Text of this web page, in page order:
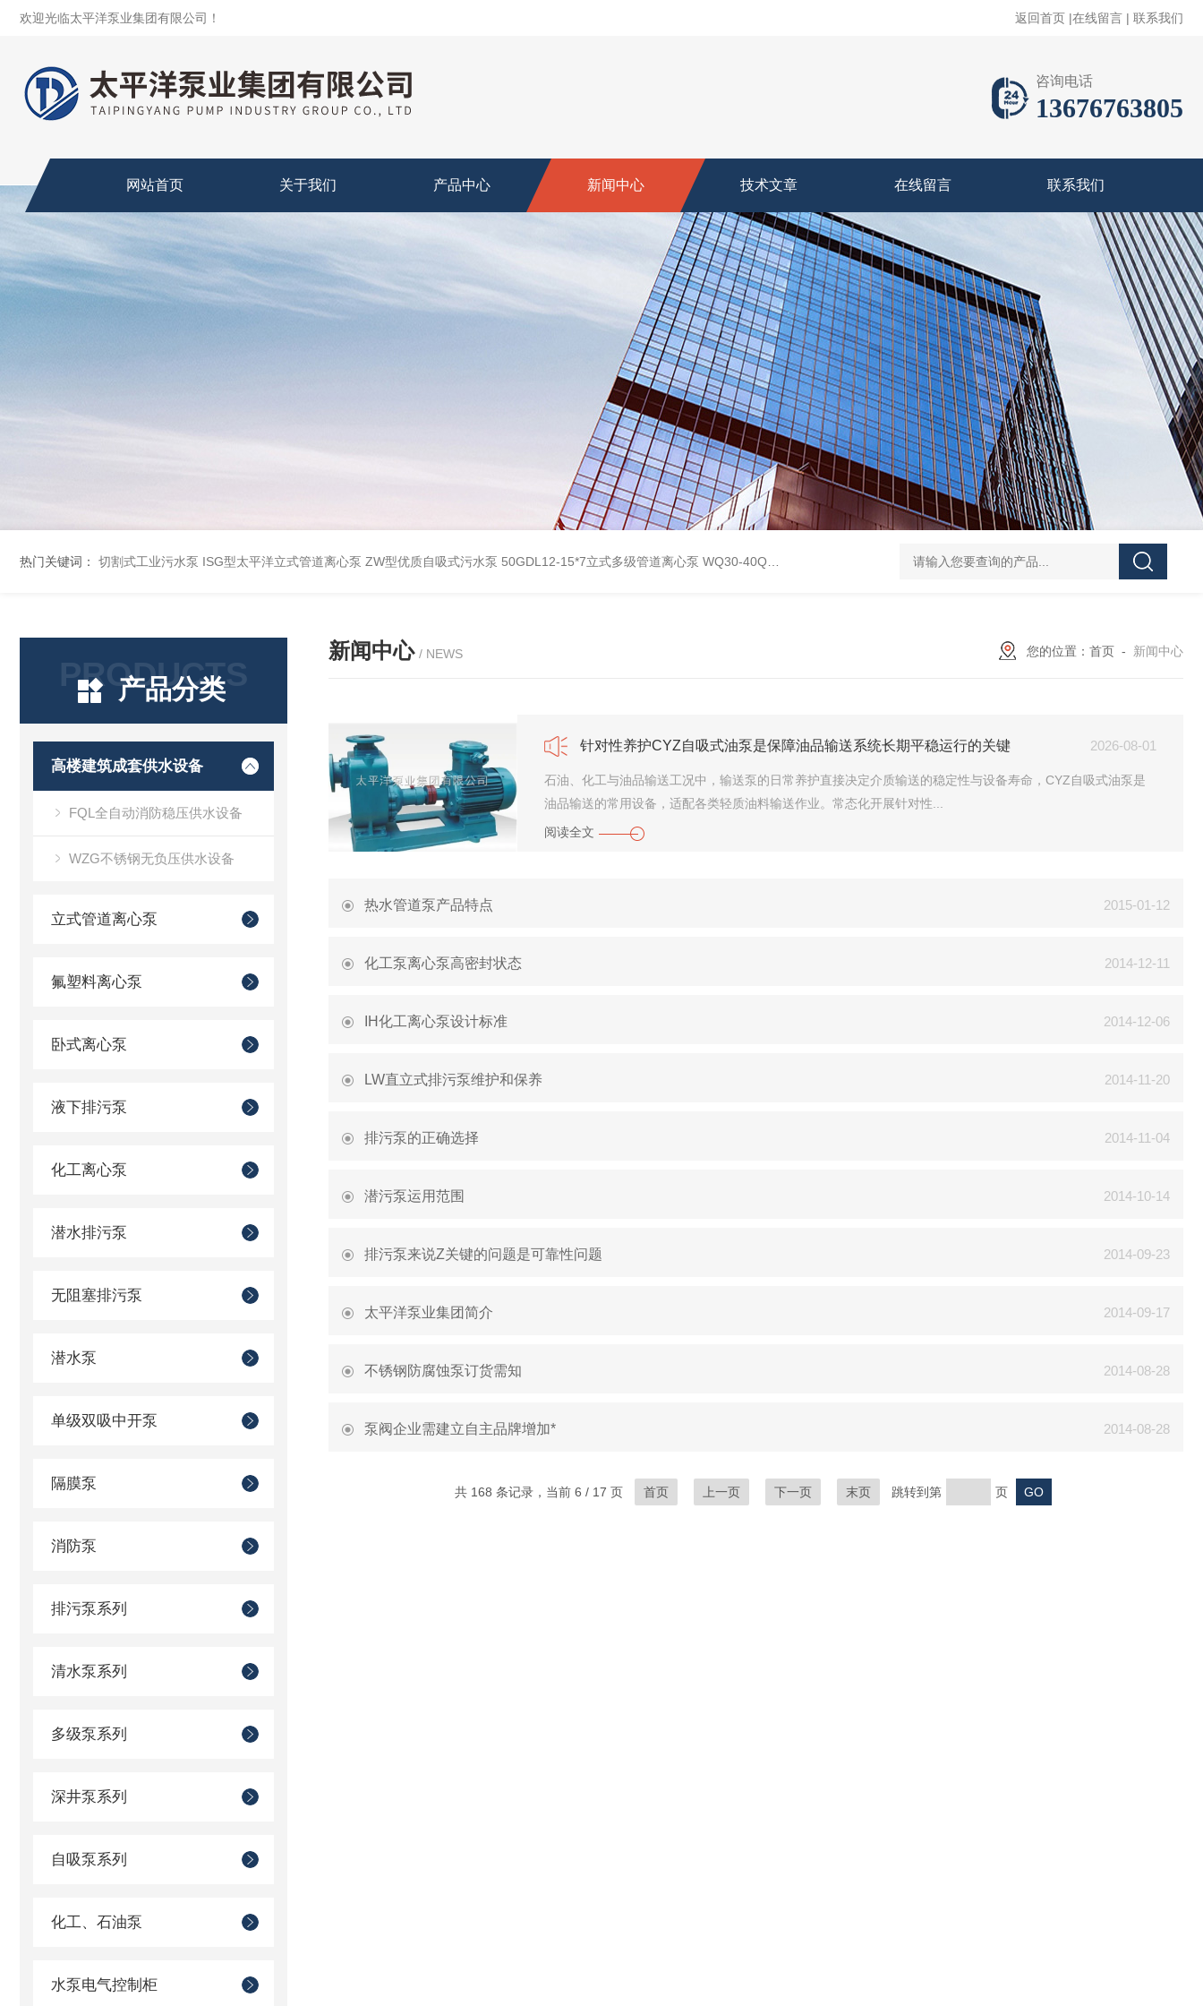
欢迎光临太平洋泵业集团有限公司！ 返回首页 |在线留言 | 联系我们
咨询电话
13676763805
网站首页 关于我们 产品中心 新闻中心 技术文章 在线留言 联系我们
热门关键词： 切割式工业污水泵 ISG型太平洋立式管道离心泵 ZW型优质自吸式污水泵 50GDL12-15*7立式多级管道离心泵 WQ30-40QG优质双绞刀切割式污水泵 CDLF不锈钢多级泵 CDLF不锈钢立式冲压泵
PRODUCTS
产品分类
高楼建筑成套供水设备
FQL全自动消防稳压供水设备
WZG不锈钢无负压供水设备
立式管道离心泵
氟塑料离心泵
卧式离心泵
液下排污泵
化工离心泵
潜水排污泵
无阻塞排污泵
潜水泵
单级双吸中开泵
隔膜泵
消防泵
排污泵系列
清水泵系列
多级泵系列
深井泵系列
自吸泵系列
化工、石油泵
水泵电气控制柜
新闻中心 / NEWS 您的位置： 首页 - 新闻中心
针对性养护CYZ自吸式油泵是保障油品输送系统长期平稳运行的关键 2026-08-01
石油、化工与油品输送工况中，输送泵的日常养护直接决定介质输送的稳定性与设备寿命，CYZ自吸式油泵是
油品输送的常用设备，适配各类轻质油料输送作业。常态化开展针对性...
阅读全文
热水管道泵产品特点 2015-01-12
化工泵离心泵高密封状态 2014-12-11
IH化工离心泵设计标准 2014-12-06
LW直立式排污泵维护和保养 2014-11-20
排污泵的正确选择 2014-11-04
潜污泵运用范围 2014-10-14
排污泵来说Z关键的问题是可靠性问题 2014-09-23
太平洋泵业集团简介 2014-09-17
不锈钢防腐蚀泵订货需知 2014-08-28
泵阀企业需建立自主品牌增加* 2014-08-28
共 168 条记录，当前 6 / 17 页 首页 上一页 下一页 末页 跳转到第 页